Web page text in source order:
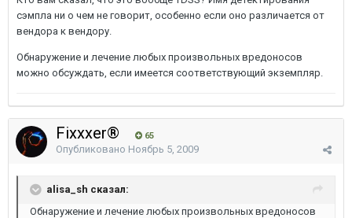
сэмпла ни о чем не говорит, особенно если оно различается от
вендора к вендору.
Обнаружение и лечение любых произвольных вредоносов
можно обсуждать, если имеется соответствующий экземпляр.
Fixxxer® 65
Опубликовано Ноябрь 5, 2009
alisa_sh сказал:
Обнаружение и лечение любых произвольных вредоносов